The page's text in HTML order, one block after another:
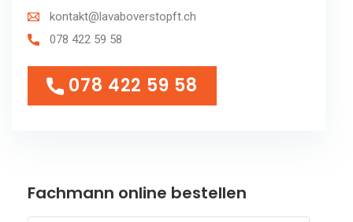
kontakt@lavaboverstopft.ch
078 422 59 58
078 422 59 58
078 422 59 58
Fachmann online bestellen